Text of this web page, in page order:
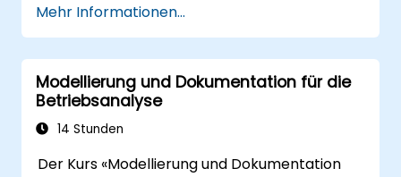
implementieren.
Die Leistung der Regelausführung in
Drools optimieren.
Fortschrittliche Funktionen des Drools
Workbench für das Regelmanagement
nutzen.
Systemen integrieren.
Mehr Informationen...
Modellierung und Dokumentation für die
Betriebsanalyse
14 Stunden
Der Kurs «Modellierung und Dokumentation